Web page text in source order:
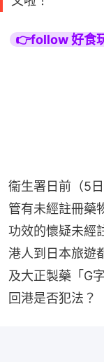
👉follow 好食
衞生署日前（5
管有未經註冊藥
功效的懷疑未經
港人到日本旅遊
及大正製藥「G
回港是否犯法？